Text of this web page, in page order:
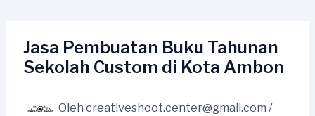
kontenJasa Pembuatan Buku Tahunan
Sekolah Custom di Kota Ambon
Oleh creativeshoot.center@gmail.com /